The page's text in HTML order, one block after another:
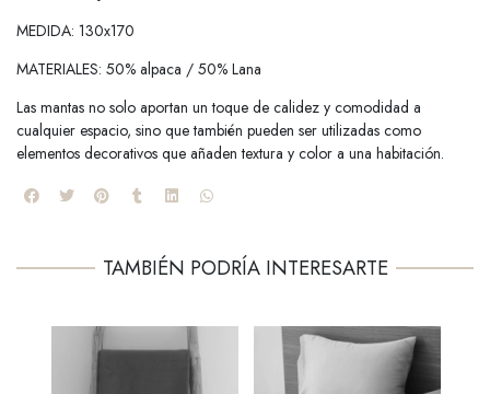
MEDIDA: 130x170
MATERIALES: 50% alpaca / 50% Lana
Las mantas no solo aportan un toque de calidez y comodidad a
cualquier espacio, sino que también pueden ser utilizadas como
elementos decorativos que añaden textura y color a una habitación.
TAMBIÉN PODRÍA INTERESARTE